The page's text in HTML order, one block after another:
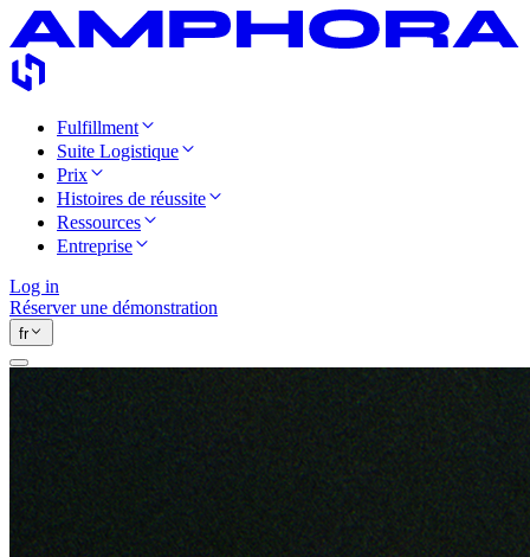
Fulfillment
Suite Logistique
Prix
Histoires de réussite
Ressources
Entreprise
Log in
Réserver une démonstration
fr